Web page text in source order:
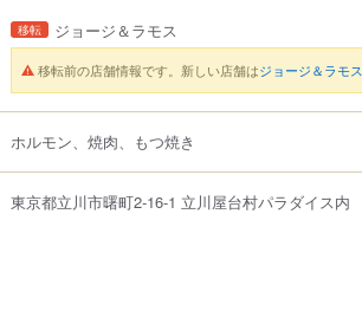
移転 ジョージ＆ラモス
移転前の店舗情報です。新しい店舗はジョージ＆ラモス
ホルモン、焼肉、もつ焼き
東京都立川市曙町2-16-1 立川屋台村パラダイス内